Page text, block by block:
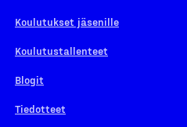
Koulutukset jäsenille
Koulutustallenteet
Blogit
Tiedotteet